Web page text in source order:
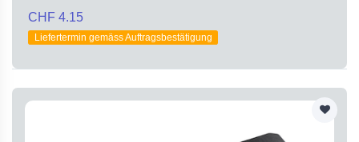
CHF 4.15
Liefertermin gemäss Auftragsbestätigung